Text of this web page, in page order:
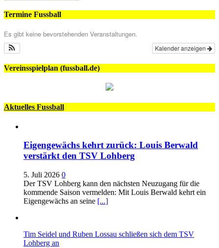
Termine Fussball
Es gibt keine bevorstehenden Veranstaltungen.
Kalender anzeigen
Vereinsspielplan (fussball.de)
Aktuelles Fussball
Eigengewächs kehrt zurück: Louis Berwald
verstärkt den TSV Lohberg
5. Juli 2026 0
Der TSV Lohberg kann den nächsten Neuzugang für die
kommende Saison vermelden: Mit Louis Berwald kehrt ein
Eigengewächs an seine [...]
Tim Seidel und Ruben Lossau schließen sich dem TSV
Lohberg an